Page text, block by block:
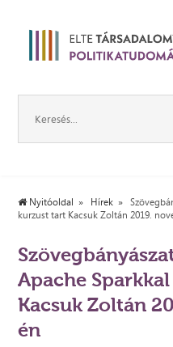
Nyitóoldal Hírek
kurzust tart Kacsuk Zoltán 2019.
Apache
Kacsuk Zoltán
én